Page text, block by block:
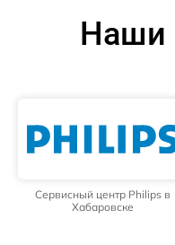
Наши
Сервисный центр Philips в
Хабаровске